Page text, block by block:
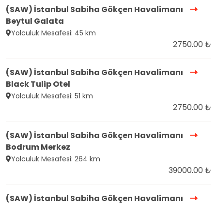
(SAW) İstanbul Sabiha Gökçen Havalimanı
Beytul Galata
Yolculuk Mesafesi: 45 km
2750.00 ₺
(SAW) İstanbul Sabiha Gökçen Havalimanı
Black Tulip Otel
Yolculuk Mesafesi: 51 km
2750.00 ₺
(SAW) İstanbul Sabiha Gökçen Havalimanı
Bodrum Merkez
Yolculuk Mesafesi: 264 km
39000.00 ₺
(SAW) İstanbul Sabiha Gökçen Havalimanı